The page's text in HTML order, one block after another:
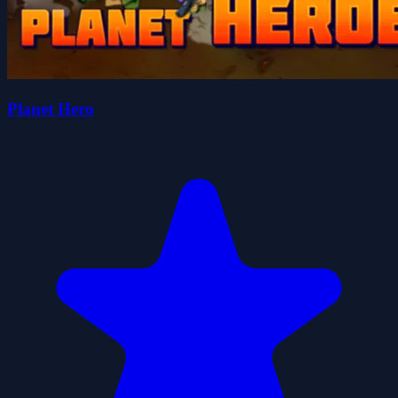
Planet Hero